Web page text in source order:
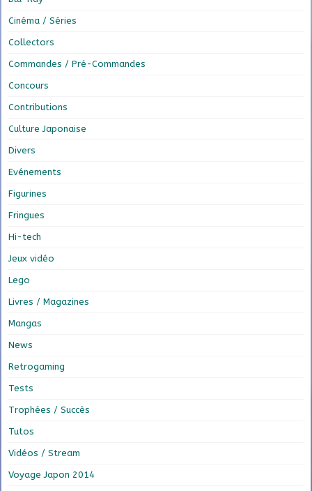
Cinéma / Séries
Collectors
Commandes / Pré-Commandes
Concours
Contributions
Culture Japonaise
Divers
Evénements
Figurines
Fringues
Hi-tech
Jeux vidéo
Lego
Livres / Magazines
Mangas
News
Retrogaming
Tests
Trophées / Succès
Tutos
Vidéos / Stream
Voyage Japon 2014